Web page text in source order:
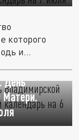
которого
и
День
Матери.